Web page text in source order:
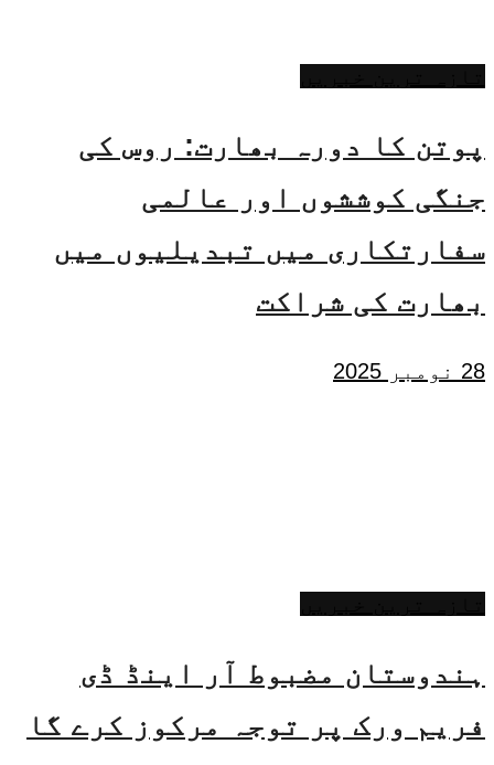
پوتن کا دورہ بھارت: روس کی
جنگی کوششوں اور عالمی
سفارتکاری میں تبدیلیوں میں
بھارت کی شراکت
28 نومبر 2025
ہندوستان مضبوط آر اینڈ ڈی
فریم ورک پر توجہ مرکوز کرے گا